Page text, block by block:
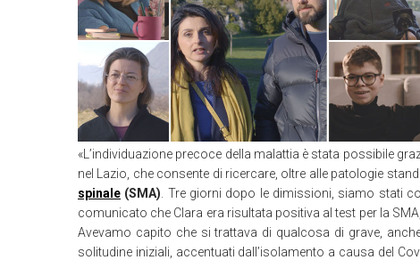
«L’individuazione precoce della malattia è stata possibile
nel Lazio, che consente di ricercare, oltre alle patologie
spinale (SMA) . Tre giorni dopo le dimissioni, siamo stati
comunicato che Clara era risultata positiva al test per la
Avevamo capito che si trattava di qualcosa di grave,
solitudine iniziali, accentuati dall’isolamento a causa del